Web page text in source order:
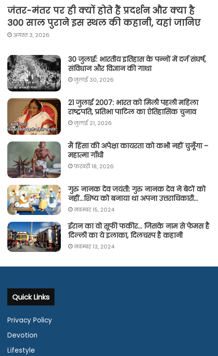
जंतर-मंतर पर ही क्यों होते हैं प्रदर्शन और क्या है
300 साल पुराने इस स्थल की कहानी, यहां जानिए
अगस्त 3, 2026
30 जुलाई: भारतीय इतिहास के पन्नों में दर्ज संघर्ष,
संविधान और विज्ञान की गाथा
जुलाई 30, 2026
21 जुलाई 2007: भारत को मिली पहली महिला
राष्ट्रपति, प्रतिभा पाटिल का ऐतिहासिक चुनाव
जुलाई 21, 2026
मैं हिंसा की अपेक्षा कायरता को कभी नहीं चुनूँगा –
महात्मा गाँधी
फ़रवरी 18, 2026
गुरु नानक देव जयंती: गुरु नानक देव ने बेटों को
नहीं…शिष्य को बनाया था अपना उत्तराधिकारी…
नवम्बर 15, 2024
ईरान का वो सूफी फकीर… जिसके नाम से फेमस है
दिल्ली का ये इलाका, दिलचस्प है कहानी
नवम्बर 13, 2024
Quick Links
Privacy Policy
Devotion
Lifestyle